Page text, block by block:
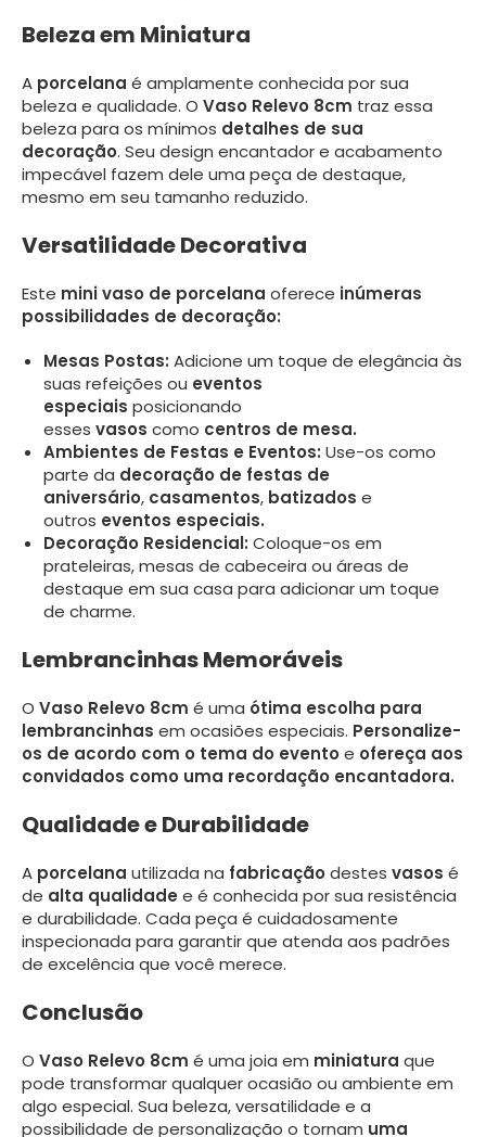
Beleza em Miniatura
A porcelana é amplamente conhecida por sua
beleza e qualidade. O Vaso Relevo 8cm traz essa
beleza para os mínimos detalhes de sua
decoração. Seu design encantador e acabamento
impecável fazem dele uma peça de destaque,
mesmo em seu tamanho reduzido.
Versatilidade Decorativa
Este mini vaso de porcelana oferece inúmeras
possibilidades de decoração:
Mesas Postas: Adicione um toque de elegância às
suas refeições ou eventos
especiais posicionando
esses vasos como centros de mesa.
Ambientes de Festas e Eventos: Use-os como
parte da decoração de festas de
aniversário, casamentos, batizados e
outros eventos especiais.
Decoração Residencial: Coloque-os em
prateleiras, mesas de cabeceira ou áreas de
destaque em sua casa para adicionar um toque
de charme.
Lembrancinhas Memoráveis
O Vaso Relevo 8cm é uma ótima escolha para
lembrancinhas em ocasiões especiais. Personalize-
os de acordo com o tema do eventoe ofereça aos
convidados como uma recordação encantadora.
Qualidade e Durabilidade
A porcelana utilizada na fabricaçãodestes vasos é
de alta qualidade e é conhecida por sua resistência
e durabilidade. Cada peça é cuidadosamente
inspecionada para garantir que atenda aos padrões
de excelência que você merece.
Conclusão
O Vaso Relevo 8cm é uma joia em miniatura que
pode transformar qualquer ocasião ou ambiente em
algo especial. Sua beleza, versatilidade e a
possibilidade de personalização o tornam uma